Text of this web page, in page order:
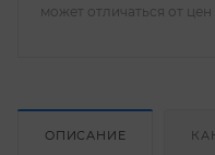
может отличаться от
ОПИСАНИЕ